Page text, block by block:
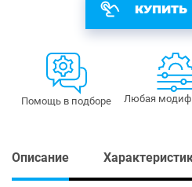
КУПИТЬ
Помощь в подборе Любая
Описание